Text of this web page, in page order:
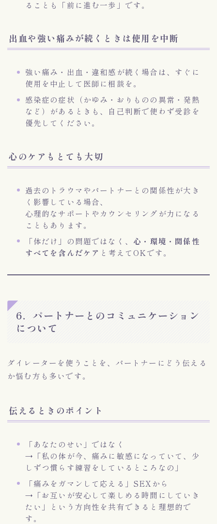
ることも「前に進む一歩」です。
出血や強い痛みが続くときは使用を中断
強い痛み・出血・違和感が続く場合は、すぐに
使用を中止して医師に相談を。
感染症の症状（かゆみ・おりものの異常・発熱
など）があるときも、自己判断で使わず受診を
優先してください。
心のケアもとても大切
過去のトラウマやパートナーとの関係性が大き
く影響している場合、
心理的なサポートやカウンセリングが力になる
こともあります。
「体だけ」の問題ではなく、 心・環境・関係性
すべてを含んだケア と考えてOKです。
6．パートナーとのコミュニケーション
について
ダイレーターを使うことを、パートナーにどう伝える
か悩む方も多いです。
伝えるときのポイント
「あなたのせい」ではなく
→「私の体が今、痛みに敏感になっていて、少
しずつ慣らす練習をしているところなの」
「痛みをガマンして応える」SEXから
→「お互いが安心して楽しめる時間にしていき
たい」という方向性を共有できると理想的で
す。